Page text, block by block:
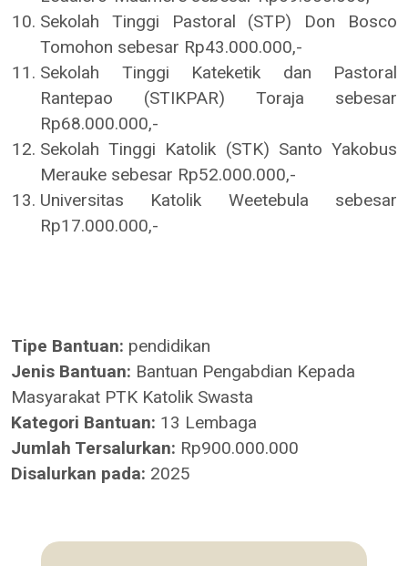
Sekolah Tinggi Pastoral (STP) Don Bosco
Tomohon sebesar Rp43.000.000,-
Sekolah Tinggi Kateketik dan Pastoral
Rantepao (STIKPAR) Toraja sebesar
Rp68.000.000,-
Sekolah Tinggi Katolik (STK) Santo Yakobus
Merauke sebesar Rp52.000.000,-
Universitas Katolik Weetebula sebesar
Rp17.000.000,-
Tipe Bantuan: pendidikan
Jenis Bantuan: Bantuan Pengabdian Kepada
Masyarakat PTK Katolik Swasta
Kategori Bantuan: 13 Lembaga
Jumlah Tersalurkan: Rp900.000.000
Disalurkan pada: 2025